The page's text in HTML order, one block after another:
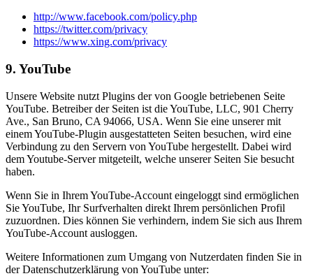
http://www.facebook.com/policy.php
https://twitter.com/privacy
https://www.xing.com/privacy
9. YouTube
Unsere Website nutzt Plugins der von Google betriebenen Seite
YouTube. Betreiber der Seiten ist die YouTube, LLC, 901 Cherry
Ave., San Bruno, CA 94066, USA. Wenn Sie eine unserer mit
einem YouTube-Plugin ausgestatteten Seiten besuchen, wird eine
Verbindung zu den Servern von YouTube hergestellt. Dabei wird
dem Youtube-Server mitgeteilt, welche unserer Seiten Sie besucht
haben.
Wenn Sie in Ihrem YouTube-Account eingeloggt sind ermöglichen
Sie YouTube, Ihr Surfverhalten direkt Ihrem persönlichen Profil
zuzuordnen. Dies können Sie verhindern, indem Sie sich aus Ihrem
YouTube-Account ausloggen.
Weitere Informationen zum Umgang von Nutzerdaten finden Sie in
der Datenschutzerklärung von YouTube unter: